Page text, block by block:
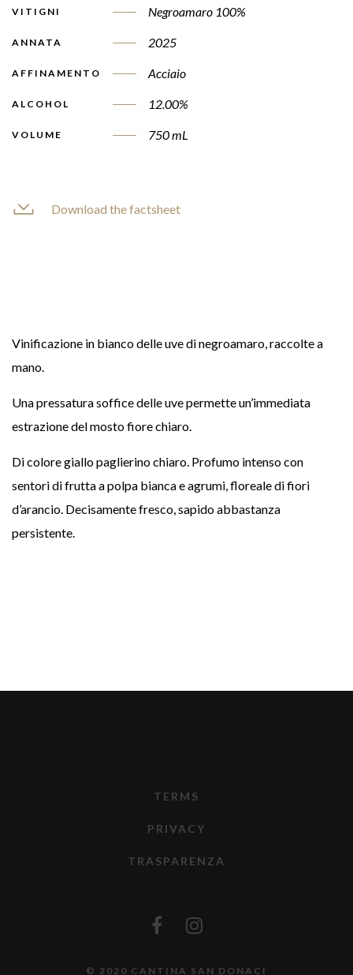
VITIGNI Negroamaro 100%
ANNATA 2025
AFFINAMENTO Acciaio
ALCOHOL 12.00%
VOLUME 750 mL
Download the factsheet
Vinificazione in bianco delle uve di negroamaro, raccolte a
mano.
Una pressatura soffice delle uve permette un’immediata
estrazione del mosto fiore chiaro.
Di colore giallo paglierino chiaro. Profumo intenso con
sentori di frutta a polpa bianca e agrumi, floreale di fiori
d’arancio. Decisamente fresco, sapido abbastanza
persistente.
TERMS
PRIVACY
TRASPARENZA
© 2020 CANTINA SAN DONACI